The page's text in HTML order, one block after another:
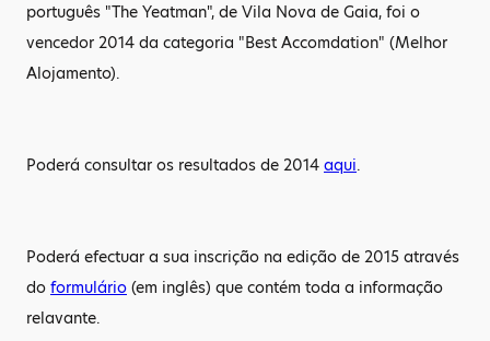
português "The Yeatman", de Vila Nova de Gaia, foi o
vencedor 2014 da categoria "Best Accomdation" (Melhor
Alojamento).
Poderá consultar os resultados de 2014 aqui.
Poderá efectuar a sua inscrição na edição de 2015 através
do formulário (em inglês) que contém toda a informação
relavante.